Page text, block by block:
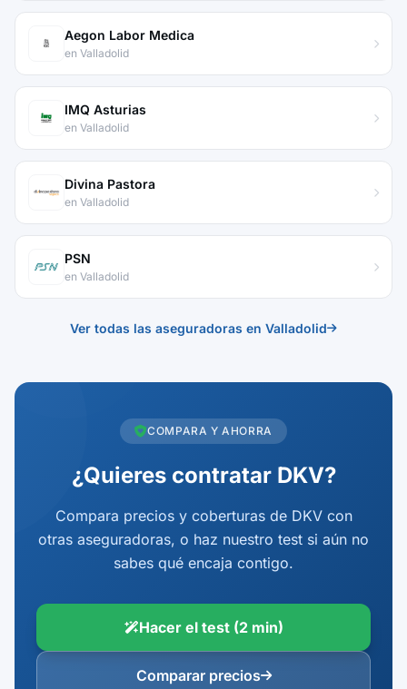
Aegon Labor Medica
en Valladolid
IMQ Asturias
en Valladolid
Divina Pastora
en Valladolid
PSN
en Valladolid
Ver todas las aseguradoras en Valladolid
COMPARA Y AHORRA
¿Quieres contratar DKV?
Compara precios y coberturas de DKV con
otras aseguradoras, o haz nuestro test si aún no
sabes qué encaja contigo.
Hacer el test (2 min)
Comparar precios